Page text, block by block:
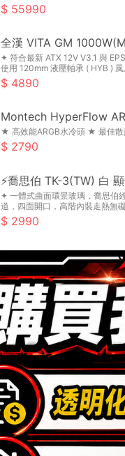
55990
全漢 VITA GM
✦ 符合最新 ATX 12V V3.1 與
使用 120mm 液壓軸承 ( HYB )
4890
Montech HyperFlow
★ 高效能ARGB水冷頭 ★ 最佳
2790
⚡喬思伯 TK-3(TW) 白
✦ 一體式曲面環景玻璃，喬思伯
道，四面開口，高階內裝走熱無
2990